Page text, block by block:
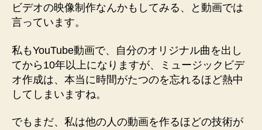
ビデオの映像制作なんかもしてみる、と動画では
言っています。
私もYouTube動画で、自分のオリジナル曲を出し
てから10年以上になりますが、ミュージックビデ
オ作成は、本当に時間がたつのを忘れるほど熱中
してしまいますね。
でもまだ、私は他の人の動画を作るほどの技術が